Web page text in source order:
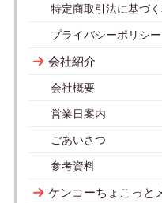
特定商取引法に基づ
プライバシーポリシー
会社紹介
会社概要
営業日案内
ごあいさつ
参考資料
ケンコーちょこっと